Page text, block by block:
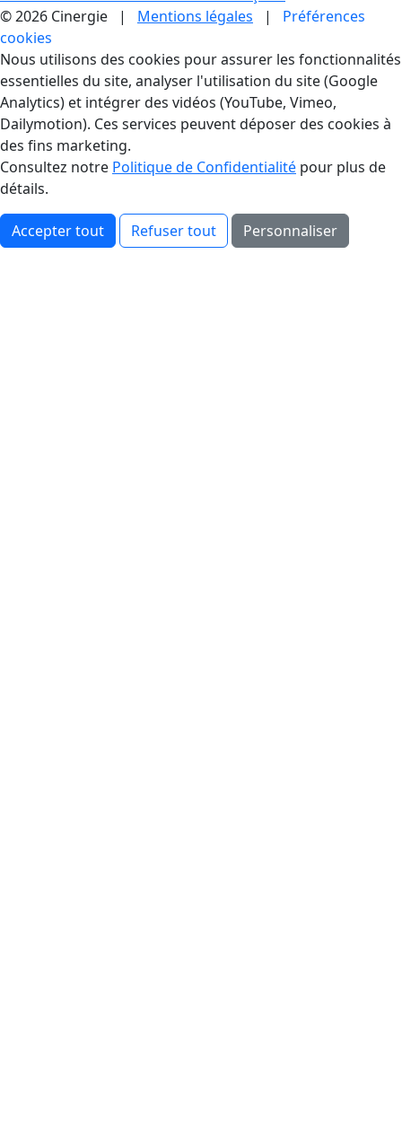
© 2026 Cinergie | Mentions légales | Préférences
cookies
Gestion des Cookies
Nous utilisons des cookies pour assurer les fonctionnalités
essentielles du site, analyser l'utilisation du site (Google
Analytics) et intégrer des vidéos (YouTube, Vimeo,
Dailymotion). Ces services peuvent déposer des cookies à
des fins marketing.
Consultez notre Politique de Confidentialité pour plus de
détails.
Accepter tout Refuser tout Personnaliser